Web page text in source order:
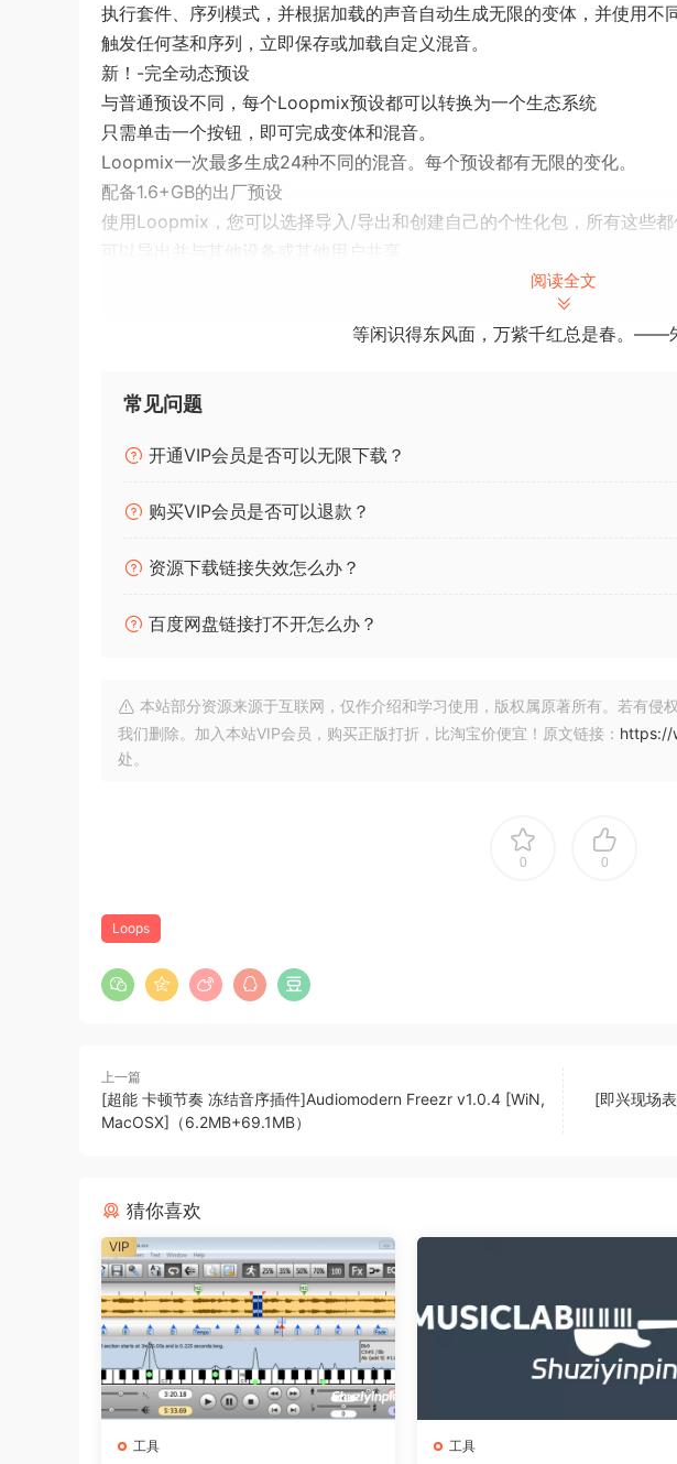
执行套件、序列模式，并根据加载的声音自动生成无限的变体，并使用不
触发任何茎和序列，立即保存或加载自定义混音。
新！-完全动态预设
与普通预设不同，每个Loopmix预设都可以转换为一个生态系统
只需单击一个按钮，即可完成变体和混音。
Loopmix一次最多生成24种不同的混音。每个预设都有无限的变化。
配备1.6+GB的出厂预设
使用Loopmix，您可以选择导入/导出和创建自己的个性化包，所有这些
可以导出并与其他设备或其他用户共享。
Loopmix pack同时捕获采样和模式，因此您导出的每个包都与您设计的完
定期提供新扩展，一切都可以通过单击“导出和导入”完成。它真的很快。
Transform your loops into a Loopmix makes it fun and easy to
It offers up an array of devices and processors that slice, dice,
Load up to 6 loops and let Loopmix generate infinite loop variations.
Hit Random, or use its signature Randomization Algorithms: Remix,
Heavyweight Multi-Loop Remixer
NEW! – Multifunctional Performance Keyboard
Trigger any of Stems & Sequences, save or load your custom
NEW! – Fully Dynamic Presets
Unlike ordinary Presets, each Loopmix preset can be transformed
of variations and Remixes with a click of a button.
Comes with 1.6+ GB of Factory Presets
another user.
Loopmix Packs capture both the Samples & Patterns so every pack
New Expansions are provided regularly and everything can be done
fast.
阅读全文
等闲识得东风面，万紫千红总是春。——
常见问题
开通VIP会员是否可以无限下载？
购买VIP会员是否可以退款？
资源下载链接失效怎么办？
百度网盘链接打不开怎么办？
本站部分资源来源于互联网，仅作介绍和学习使用，版权属原著所有。若有
我们删除。加入本站VIP会员，购买正版打折，比淘宝价便宜！原文链接： https://
处。
0 0
Loops
上一篇
[超能 卡顿节奏 冻结音序插件]Audiomodern Freezr v1.0.4 [WiN,
MacOSX]（6.2MB+69.1MB）
[即兴现场
猜你喜欢
工具
VIP
工具